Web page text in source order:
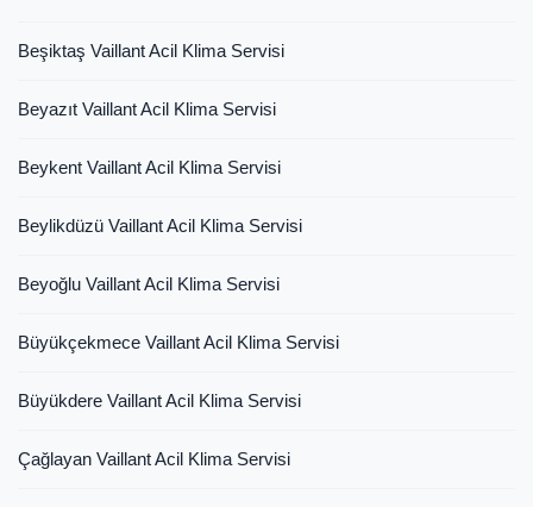
Beşiktaş Vaillant Acil Klima Servisi
Beyazıt Vaillant Acil Klima Servisi
Beykent Vaillant Acil Klima Servisi
Beylikdüzü Vaillant Acil Klima Servisi
Beyoğlu Vaillant Acil Klima Servisi
Büyükçekmece Vaillant Acil Klima Servisi
Büyükdere Vaillant Acil Klima Servisi
Çağlayan Vaillant Acil Klima Servisi